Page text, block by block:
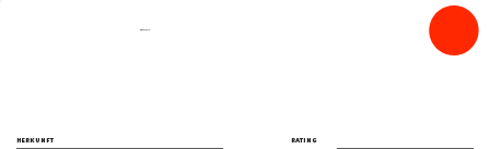
spiritfly
RATING
HERKUNFT